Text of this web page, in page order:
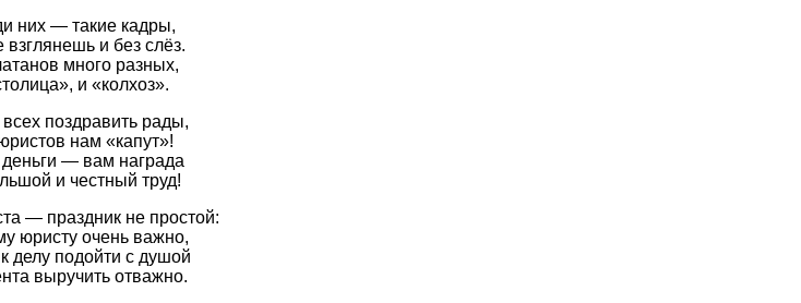
них — такие кадры,
взглянешь и без слёз.
много разных,
и «колхоз».
поздравить рады,
нам «капут»!
— вам награда
и честный труд!
— праздник не простой:
юристу очень важно,
делу подойти с душой
выручить отважно.